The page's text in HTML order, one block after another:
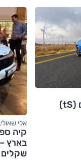
אלי שאולי, 05/08/2026
קיה
שקלים